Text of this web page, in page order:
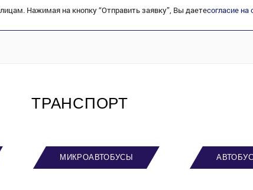
Нажимая на кнопку “Отправить заявку”, Вы даетесогласие
ТРАНСПОРТ
МИКРОАВТОБУСЫ